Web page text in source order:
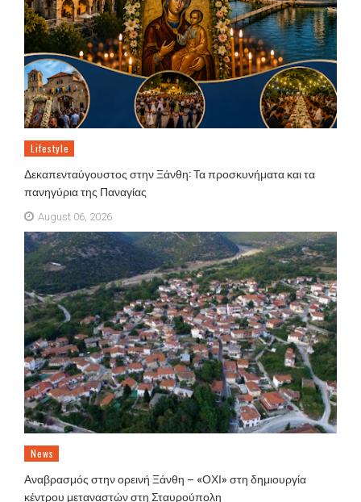
Lifestyle
Δεκαπενταύγουστος στην Ξάνθη: Τα προσκυνήματα και τα
πανηγύρια της Παναγίας
August 06, 2026
News
Αναβρασμός στην ορεινή Ξάνθη – «ΟΧΙ» στη δημιουργία
κέντρου μεταναστών στη Σταυρούπολη